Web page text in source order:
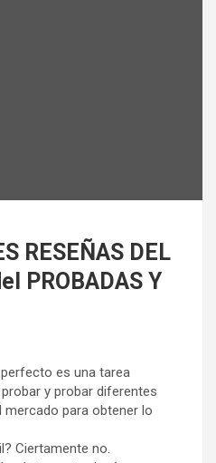
RESEÑAS DEL
PROBADAS Y
es una tarea
y probar diferentes
para obtener lo
Ciertamente no.